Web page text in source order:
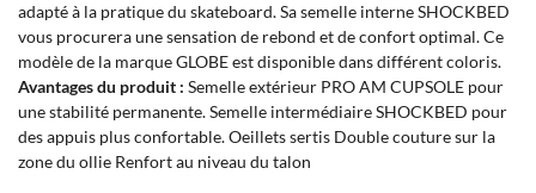
adapté à la pratique du skateboard. Sa semelle interne SHOCKBED
vous procurera une sensation de rebond et de confort optimal. Ce
modèle de la marque GLOBE est disponible dans différent coloris.
Avantages du produit : Semelle extérieur PRO AM CUPSOLE pour
une stabilité permanente. Semelle intermédiaire SHOCKBED pour
des appuis plus confortable. Oeillets sertis Double couture sur la
zone du ollie Renfort au niveau du talon